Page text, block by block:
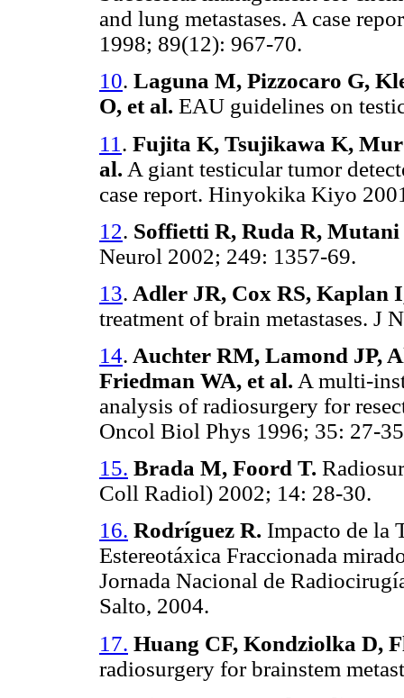
and lung metastases. A case
1998; 89(12): 967-70.
10. Laguna M, Pizzocaro G,
O, et al. EAU guidelines on
11 . Fujita K, Tsujikawa K,
al. A giant testicular tumor
case report. Hinyokika Kiyo
12. Soffietti R, Ruda R, Mutani
Neurol 2002; 249: 1357-69.
13. Adler JR, Cox RS, Kaplan
treatment of brain metastases. J
14. Auchter RM, Lamond JP,
Friedman WA, et al. A multi-
analysis of radiosurgery for
Oncol Biol Phys 1996; 35: 27-
15. Brada M, Foord T.
Coll Radiol) 2002; 14: 28-30.
16. Rodríguez R. Impacto de la
Estereotáxica Fraccionada
Jornada Nacional de
Salto, 2004.
17. Huang CF, Kondziolka D,
radiosurgery for brainstem